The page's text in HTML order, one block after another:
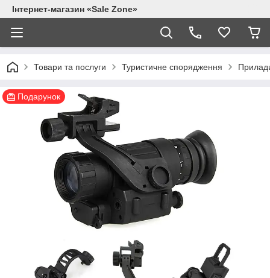
Інтернет-магазин «Sale Zone»
Товари та послуги Туристичне спорядження
Подарунок